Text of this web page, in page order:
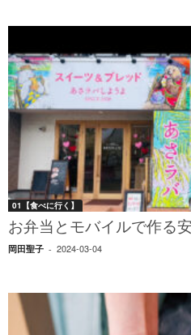
01【食べに行く】
お弁当とモバイルで作る
岡田聖子 - 2024-03-04